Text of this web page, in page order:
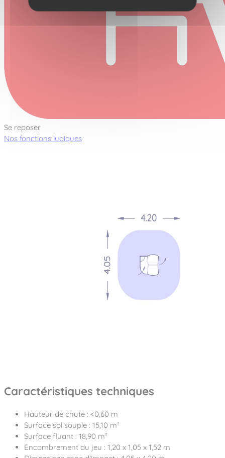
Se reposer
Nos fonctions ludiques
Caractéristiques techniques
Hauteur de chute : <0,60 m
Surface sol souple : 15,10 m²
Surface fluant : 18,90 m²
Encombrement du jeu : 1,20 x 1,05 x 1,52 m